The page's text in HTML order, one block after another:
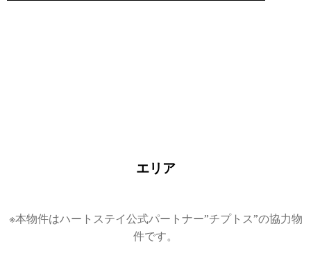
エリア
※本物件はハートステイ公式パートナー”チプトス”の協力物
件です。